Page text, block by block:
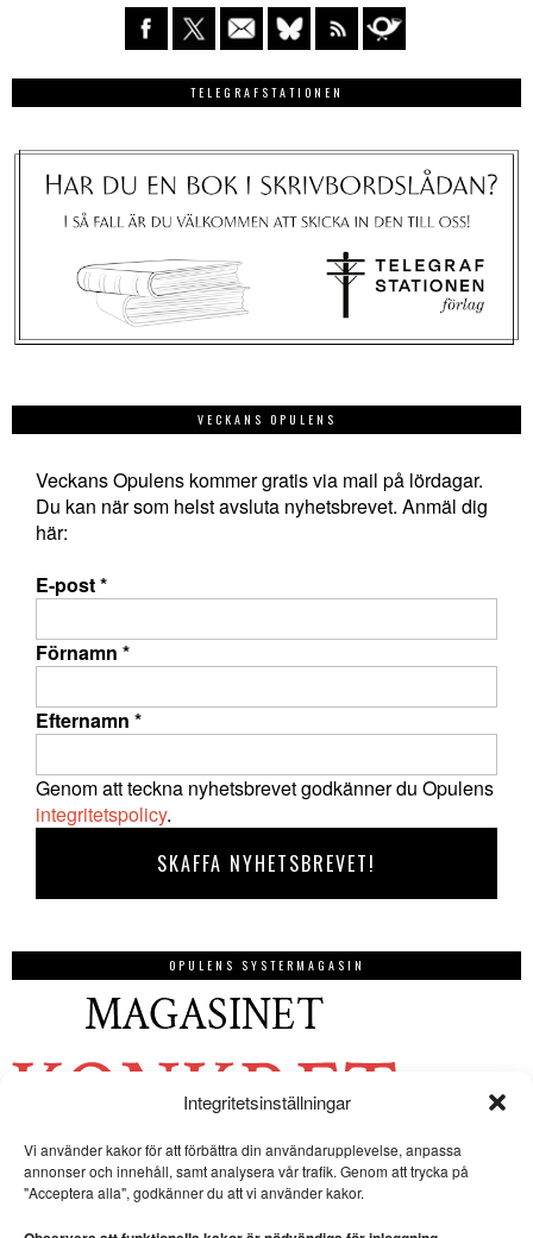
Integritetsinställningar
Vi använder kakor för att förbättra din användarupplevelse, anpassa
annonser och innehåll, samt analysera vår trafik. Genom att trycka på
"Acceptera alla", godkänner du att vi använder kakor.
TELEGRAFSTATIONEN
VECKANS OPULENS
Veckans Opulens kommer gratis via mail på lördagar.
Du kan när som helst avsluta nyhetsbrevet. Anmäl dig
här:
E-post*
Förnamn *
Efternamn *
Genom att teckna nyhetsbrevet godkänner du Opulens
integritetspolicy.
OPULENS SYSTERMAGASIN